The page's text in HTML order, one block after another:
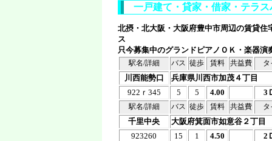
一戸建て・貸家・借家・テラ
北摂・北大阪・大阪府豊中市周辺の賃貸
ス
只今募集中のグランドピアノＯＫ・楽器
駅名/詳細 バス 徒歩 賃料 共益費 タ
川西能勢口
兵庫県川西市加茂４丁目
922ｒ345
5 5 4.00 3
駅名/詳細 バス 徒歩 賃料 共益費 タ
千里中央
大阪府箕面市如意谷２丁目
923260
15 1 4.50 2